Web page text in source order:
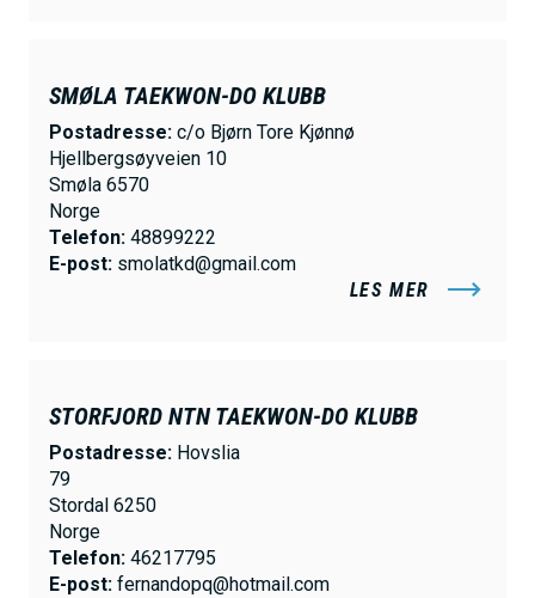
SMØLA TAEKWON-DO KLUBB
Postadresse: c/o Bjørn Tore Kjønnø
Hjellbergsøyveien 10
Smøla 6570
Norge
Telefon: 48899222
E-post: smolatkd@gmail.com
LES MER
STORFJORD NTN TAEKWON-DO KLUBB
Postadresse: Hovslia
79
Stordal 6250
Norge
Telefon: 46217795
E-post: fernandopq@hotmail.com